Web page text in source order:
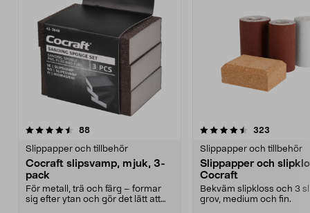
88recensioner
Slippapper och tillbehör
Cocraft slipsvamp, mjuk, 3-
pack
För metall, trä och färg – formar
sig efter ytan och gör det lätt att
4.5 av 5 stjärnor 323
Slippapper och tillbehör
Slippapper och
Cocraft
Bekväm slipkloss och 3
grov, medium och fin.
4.5 av 5 stjärnor